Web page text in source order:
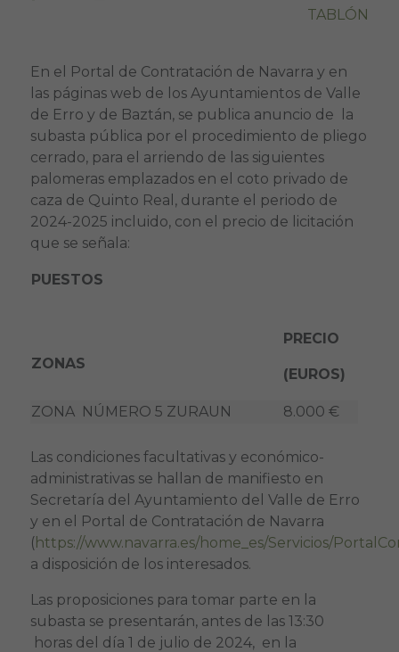
TABLÓN
En el Portal de Contratación de Navarra y en
las páginas web de los Ayuntamientos de Valle
de Erro y de Baztán, se publica anuncio de la
subasta pública por el procedimiento de pliego
cerrado, para el arriendo de las siguientes
palomeras emplazados en el coto privado de
caza de Quinto Real, durante el periodo de
2024-2025 incluido, con el precio de licitación
que se señala:
PUESTOS
ZONAS
PRECIO
(EUROS)
ZONA NÚMERO 5 ZURAUN 8.000 €
Las condiciones facultativas y económico-
administrativas se hallan de manifiesto en
Secretaría del Ayuntamiento del Valle de Erro
y en el Portal de Contratación de Navarra
(https://www.navarra.es/home_es/Servicios/
a disposición de los interesados.
Las proposiciones para tomar parte en la
subasta se presentarán, antes de las 13:30
horas del día 1 de julio de 2024, en la